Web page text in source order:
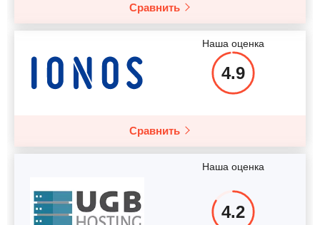
Подробнее
Сравнить
Наша оценка
4.9
Сравнить
Наша оценка
4.2